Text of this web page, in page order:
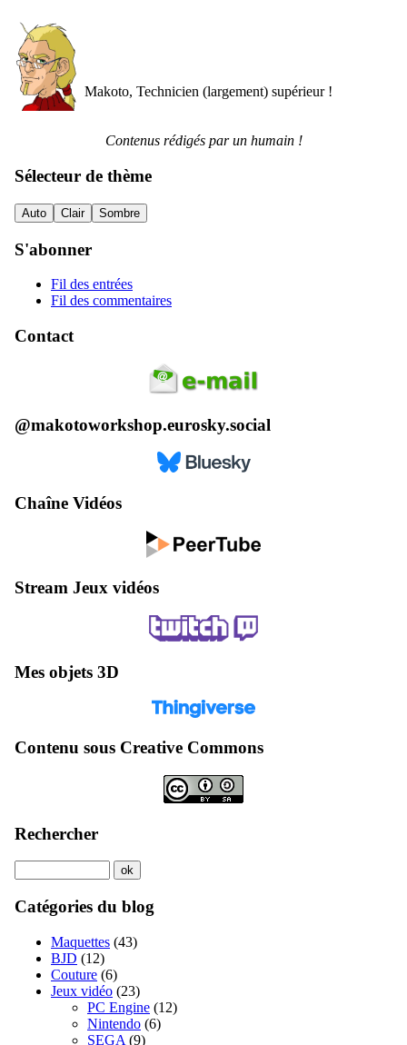
Makoto, Technicien (largement) supérieur !
Contenus rédigés par un humain !
Sélecteur de thème
Auto Clair Sombre
S'abonner
Fil des entrées
Fil des commentaires
Contact
@makotoworkshop.eurosky.social
Chaîne Vidéos
Stream Jeux vidéos
Mes objets 3D
Contenu sous Creative Commons
Rechercher
Catégories du blog
Maquettes (43)
BJD (12)
Couture (6)
Jeux vidéo (23)
PC Engine (12)
Nintendo (6)
SEGA (9)